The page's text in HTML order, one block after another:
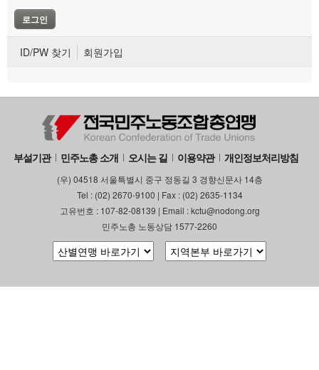
ID/PW 찾기 회원가입
부설기관 민주노총 소개 오시는 길 이용약관 개인정보처리방침
(우) 04518 서울특별시 중구 정동길 3 경향신문사 14층
Tel : (02) 2670-9100 | Fax : (02) 2635-1134
고유번호 : 107-82-08139 | Email : kctu@nodong.org
민주노총 노동상담 1577-2260